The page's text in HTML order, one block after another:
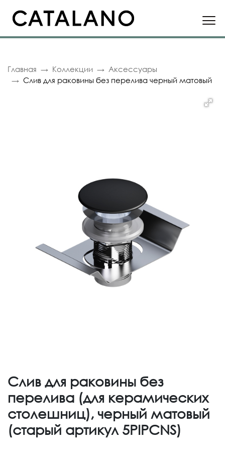
Главная Коллекции
Аксессуары
Слив для раковины без перелива черный матовый
Слив для раковины без
перелива (для керамических
столешниц), черный матовый
(старый артикул 5PIPCNS)